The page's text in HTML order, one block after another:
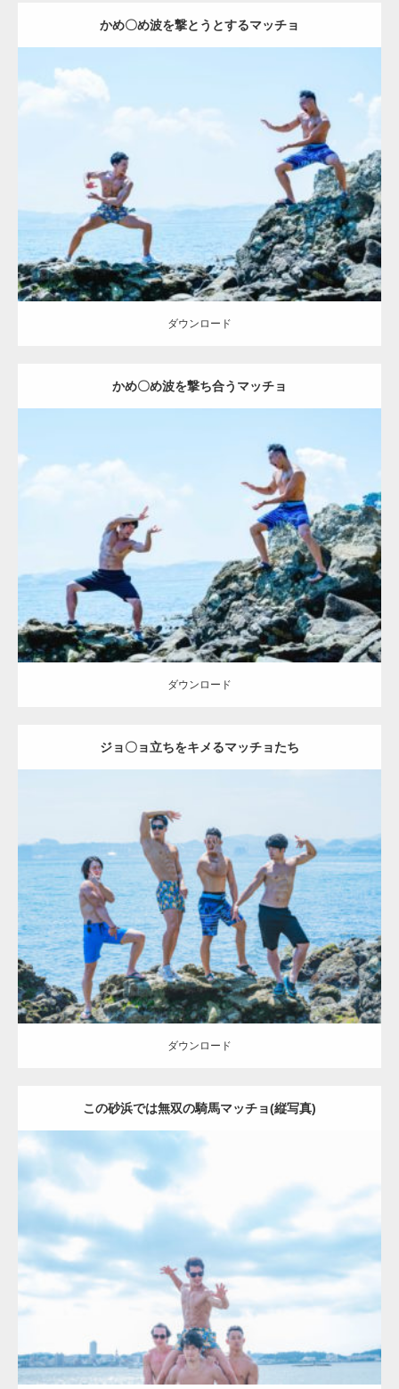
かめ〇め波を撃とうとするマッチョ
海のマッチョ2 AKIHITO(細マッチョ) 外資系筋肉
ダウンロード
ダウンロード
かめ〇め波を撃ち合うマッチョ
Category:海のマッチョ2 外資系筋肉 闘うマッチョ
ダウンロード
ダウンロード
ジョ〇ョ立ちをキメるマッチョたち
Update: 2023.09.6
Category:海のマッチョ2 inoriAKIHITO(細マッチョ) SOSUKE 外資系
筋肉
腹筋
ダウンロード
ダウンロード
この砂浜では無双の騎馬マッチョ(縦写真)
Category: 海のマッチョ2 外資系筋肉
AKIHITO(細マッチョ)
ダウンロード